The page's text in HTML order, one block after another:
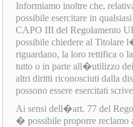
Informiamo inoltre che,
possibile esercitare in
CAPO III del Regolamento
possibile chiedere al Titolare
riguardano, la loro rettifica o
tutto o in parte all�utilizzo
altri diritti riconosciuti dalla
possono essere esercitati
Ai sensi dell�art. 77 del
� possibile proporre